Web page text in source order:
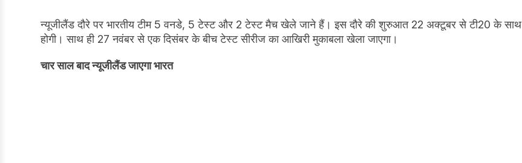
न्यूजीलैंड दौरे पर भारतीय टीम 5 वनडे, 5 टेस्ट और 2 टेस्ट मैच खेले जाने हैं। इस दौरे की शुरुआत 22 अक्टूबर से टी20 के साथ
होगी। साथ ही 27 नवंबर से एक दिसंबर के बीच टेस्ट सीरीज का आखिरी मुकाबला खेला जाएगा।
चार साल बाद न्यूजीलैंड जाएगा भारत